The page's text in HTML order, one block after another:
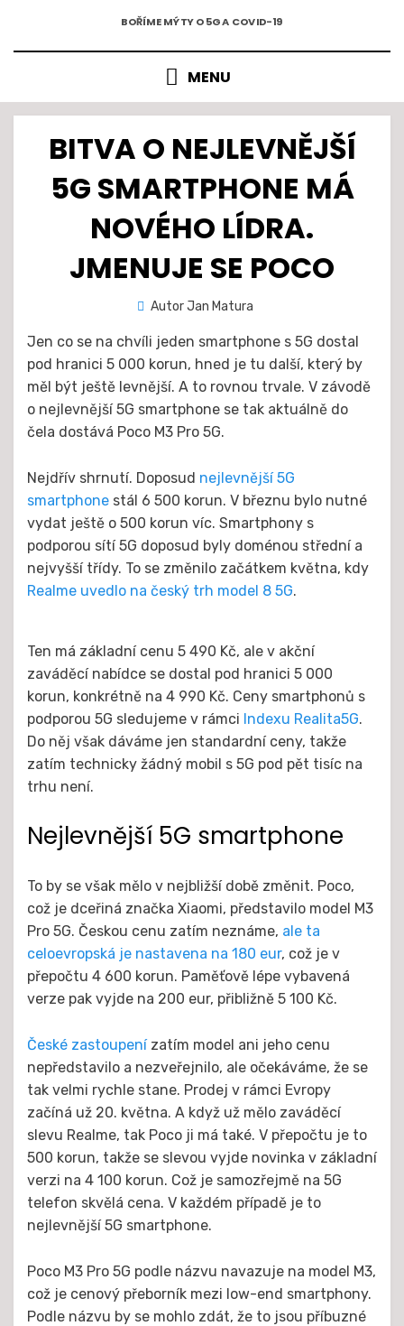
obsahu
BOŘÍME MÝTY O 5G A COVID-19
MENU
BITVA O NEJLEVNĚJŠÍ
5G SMARTPHONE MÁ
NOVÉHO LÍDRA.
JMENUJE SE POCO
AutorJan Matura
Jen co se na chvíli jeden smartphone s 5G dostal
pod hranici 5 000 korun, hned je tu další, který by
měl být ještě levnější. A to rovnou trvale. V závodě
o nejlevnější 5G smartphone se tak aktuálně do
čela dostává Poco M3 Pro 5G.
Nejdřív shrnutí. Doposud nejlevnější5G
smartphone stál 6 500 korun. V březnu bylo nutné
vydat ještě o 500 korun víc. Smartphony s
podporou sítí 5G doposud byly doménou střední a
nejvyšší třídy. To se změnilo začátkem května, kdy
Realme uvedlo na český trh model 8 5G.
Ten má základní cenu 5 490 Kč, ale v akční
zaváděcí nabídce se dostal pod hranici 5 000
korun, konkrétně na 4 990 Kč. Ceny smartphonů s
podporou 5G sledujeme v rámci Indexu Realita5G.
Do něj však dáváme jen standardní ceny, takže
zatím technicky žádný mobil s 5G pod pět tisíc na
trhu není.
Nejlevnější 5G smartphone
To by se však mělo v nejbližší době změnit. Poco,
což je dceřiná značka Xiaomi, představilo model M3
Pro 5G. Českou cenu zatím neznáme, ale ta
celoevropská je nastavena na 180 eur, což je v
přepočtu 4 600 korun. Paměťově lépe vybavená
verze pak vyjde na 200 eur, přibližně 5 100 Kč.
České zastoupenízatím model ani jeho cenu
nepředstavilo a nezveřejnilo, ale očekáváme, že se
tak velmi rychle stane. Prodej v rámci Evropy
začíná už 20. května. A když už mělo zaváděcí
slevu Realme, tak Poco ji má také. V přepočtu je to
500 korun, takže se slevou vyjde novinka v základní
verzi na 4 100 korun. Což je samozřejmě na 5G
telefon skvělá cena. V každém případě je to
nejlevnější 5G smartphone.
Poco M3 Pro 5G podle názvu navazuje na model M3,
což je cenový přeborník mezi low-end smartphony.
Podle názvu by se mohlo zdát, že to jsou příbuzné